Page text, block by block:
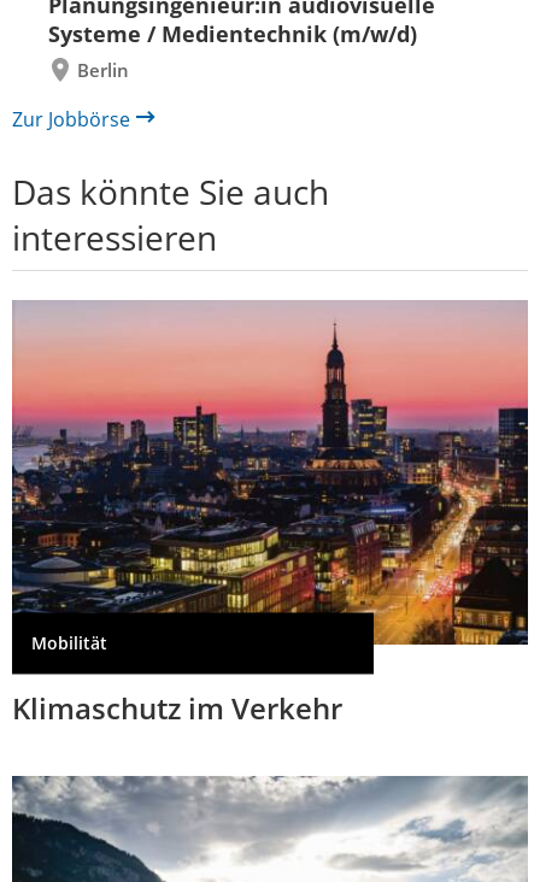
Systeme / Medientechnik (m/w/d)
Berlin
Zur Jobbörse
Das könnte Sie auch
interessieren
Mobilität
Klimaschutz im Verkehr